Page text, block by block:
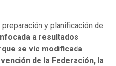
y planificación de
a resultados
se vio modificada
de la Federación, la